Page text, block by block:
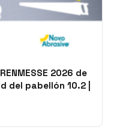
2026 de
del pabellón 10.2 |